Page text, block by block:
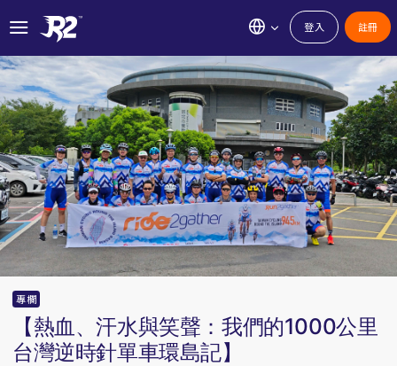
登入 註冊
專欄
【熱血、汗水與笑聲：我們的1000公里
台灣逆時針單車環島記】